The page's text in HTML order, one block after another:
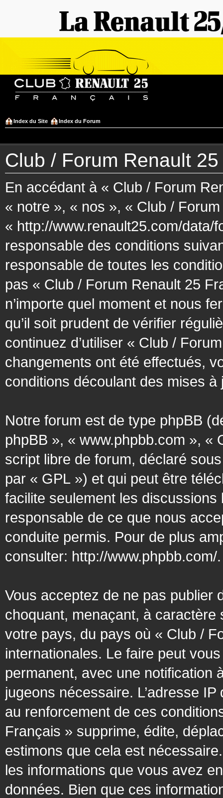
Index du Site Index du Forum
Club / Forum Renault
En accédant à « Club / Forum
« notre », « nos », « Club /
« http://www.renault25.com/data/
responsable des conditions
responsable de toutes les
pas « Club / Forum Renault 25
n’importe quel moment et nous
qu’il soit prudent de vérifier
continuez d’utiliser « Club /
changements ont été effectués,
conditions découlant des mises
Notre forum est de type phpBB
phpBB », « www.phpbb.com », «
script libre de forum, déclaré
par « GPL ») et qui peut être
facilite seulement les
responsable de ce que nous
conduite permis. Pour de plus
consulter: http://www.phpbb.com/.
Vous acceptez de ne pas publier
choquant, menaçant, à
votre pays, du pays où « Club /
internationales. Le faire peut
permanent, avec une notification
jugeons nécessaire. L’adresse
au renforcement de ces
Français » supprime, édite,
estimons que cela est
les informations que vous avez
données. Bien que ces